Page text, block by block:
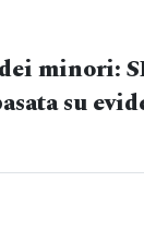
minori:
su